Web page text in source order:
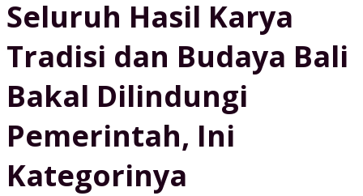
Budaya
Bali
Bakal
Dilindungi
Pemerintah,
Kategorinya
Seluruh Hasil Karya
Tradisi dan Budaya Bali
Bakal Dilindungi
Pemerintah, Ini
Kategorinya